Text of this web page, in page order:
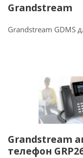
Grandstream
Grandstream GDMS
Grandstream
телефон